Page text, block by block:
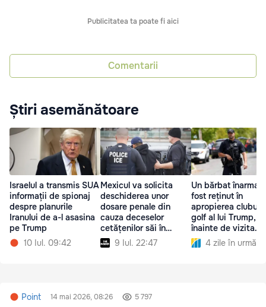
Publicitatea ta poate fi aici
Comentarii
Știri asemănătoare
Israelul a transmis SUA
informații de spionaj
despre planurile
Iranului de a-l asasina
pe Trump
10 Iul. 09:42
Mexicul va solicita
deschiderea unor
dosare penale din
cauza deceselor
cetățenilor săi în
timpul reținerilor ICE
9 Iul. 22:47
Un bărbat înarmat
fost reținut în
apropierea
golf al lui Trump,
înainte de vizita
președintelui
4 zile în urmă
Point 14 mai 2026, 08:26 5 797